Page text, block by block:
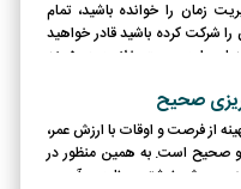
زمان را خوانده باشید، تمام
شرکت کرده باشید قادر خواهید
بود تمام مبحث مدیریت زمان را به صورت خلاصه در 5 بند
شد که یکی از ابزارهای اصلی
ریزی صحیح
از فرصت و اوقات با ارزش عمر،
و صحيح است. به همين منظور در
روش نوشتن برنامه و آسيب